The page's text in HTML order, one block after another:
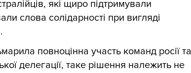
які щиро підтримували
слова солідарності при вигляді
повноцінна участь команд росії та
делегації, таке рішення належить не